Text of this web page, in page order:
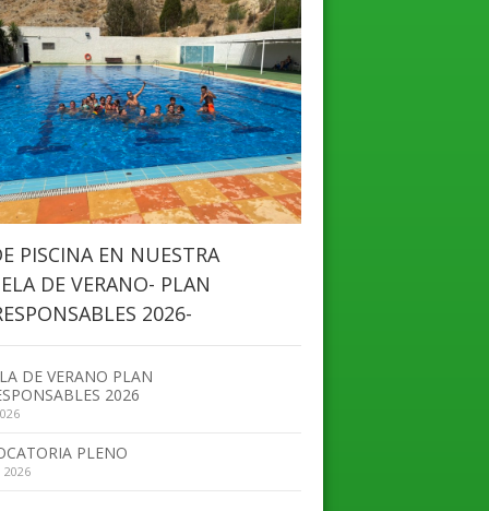
PISCINA EN NUESTRA
DE VERANO- PLAN
2026-
DE VERANO PLAN
2026
PLENO